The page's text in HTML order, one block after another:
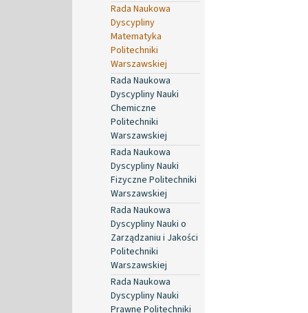
Rada Naukowa
Dyscypliny
Matematyka
Politechniki
Warszawskiej
Rada Naukowa
Dyscypliny Nauki
Chemiczne
Politechniki
Warszawskiej
Rada Naukowa
Dyscypliny Nauki
Fizyczne Politechniki
Warszawskiej
Rada Naukowa
Dyscypliny Nauki o
Zarządzaniu i Jakości
Politechniki
Warszawskiej
Rada Naukowa
Dyscypliny Nauki
Prawne Politechniki